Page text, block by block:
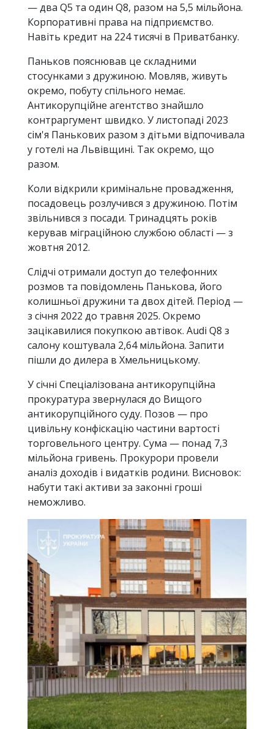
— два Q5 та один Q8, разом на 5,5 мільйона.
Корпоративні права на підприємство.
Навіть кредит на 224 тисячі в Приватбанку.
Паньков пояснював це складними
стосунками з дружиною. Мовляв, живуть
окремо, побуту спільного немає.
Антикорупційне агентство знайшло
контраргумент швидко. У листопаді 2023
сім'я Панькових разом з дітьми відпочивала
у готелі на Львівщині. Так окремо, що
разом.
Коли відкрили кримінальне провадження,
посадовець розлучився з дружиною. Потім
звільнився з посади. Тринадцять років
керував міграційною службою області — з
жовтня 2012.
Слідчі отримали доступ до телефонних
розмов та повідомлень Панькова, його
колишньої дружини та двох дітей. Період —
з січня 2022 до травня 2025. Окремо
зацікавилися покупкою автівок. Audi Q8 з
салону коштувала 2,64 мільйона. Запити
пішли до дилера в Хмельницькому.
У січні Спеціалізована антикорупційна
прокуратура звернулася до Вищого
антикорупційного суду. Позов — про
цивільну конфіскацію частини вартості
торговельного центру. Сума — понад 7,3
мільйона гривень. Прокурори провели
аналіз доходів і видатків родини. Висновок:
набути такі активи за законні гроші
неможливо.